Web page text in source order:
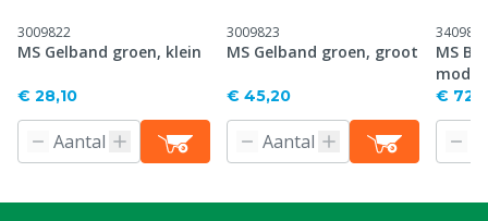
3009822
MS Gelband groen, klein
€ 28,10
3009823
MS Gelband groen, groot
€ 45,20
3409820
MS
€